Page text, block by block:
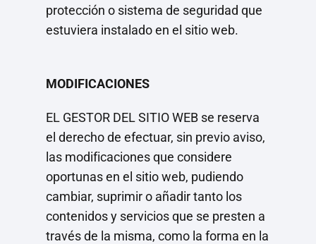
protección o sistema de seguridad que
estuviera instalado en el sitio web.
MODIFICACIONES
EL GESTOR DEL SITIO WEB se reserva
el derecho de efectuar, sin previo aviso,
las modificaciones que considere
oportunas en el sitio web, pudiendo
cambiar, suprimir o añadir tanto los
contenidos y servicios que se presten a
través de la misma, como la forma en la